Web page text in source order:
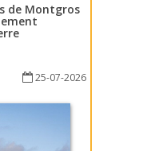
de Montgros
25-07-2026